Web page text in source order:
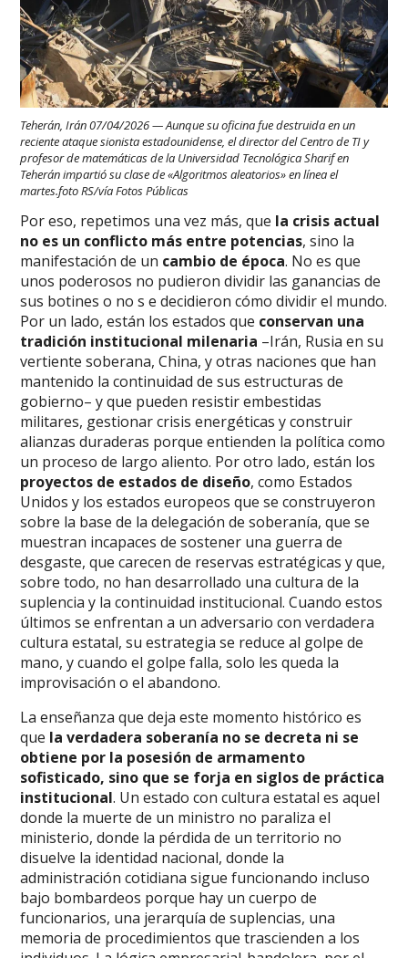
Teherán, Irán 07/04/2026 — Aunque su oficina fue destruida en un
reciente ataque sionista estadounidense, el director del Centro de TI y
profesor de matemáticas de la Universidad Tecnológica Sharif en
Teherán impartió su clase de «Algoritmos aleatorios» en línea el
martes.foto RS/vía Fotos Públicas
Por eso, repetimos una vez más, que la crisis actual
no es un conflicto más entre potencias, sino la
manifestación de un cambio de época. No es que
unos poderosos no pudieron dividir las ganancias de
sus botines o no s e decidieron cómo dividir el mundo.
Por un lado, están los estados que conservan una
tradición institucional milenaria –Irán, Rusia en su
vertiente soberana, China, y otras naciones que han
mantenido la continuidad de sus estructuras de
gobierno– y que pueden resistir embestidas
militares, gestionar crisis energéticas y construir
alianzas duraderas porque entienden la política como
un proceso de largo aliento. Por otro lado, están los
proyectos de estados de diseño, como Estados
Unidos y los estados europeos que se construyeron
sobre la base de la delegación de soberanía, que se
muestran incapaces de sostener una guerra de
desgaste, que carecen de reservas estratégicas y que,
sobre todo, no han desarrollado una cultura de la
suplencia y la continuidad institucional. Cuando estos
últimos se enfrentan a un adversario con verdadera
cultura estatal, su estrategia se reduce al golpe de
mano, y cuando el golpe falla, solo les queda la
improvisación o el abandono.
La enseñanza que deja este momento histórico es
que la verdadera soberanía no se decreta ni se
obtiene por la posesión de armamento
sofisticado, sino que se forja en siglos de práctica
institucional. Un estado con cultura estatal es aquel
donde la muerte de un ministro no paraliza el
ministerio, donde la pérdida de un territorio no
disuelve la identidad nacional, donde la
administración cotidiana sigue funcionando incluso
bajo bombardeos porque hay un cuerpo de
funcionarios, una jerarquía de suplencias, una
memoria de procedimientos que trascienden a los